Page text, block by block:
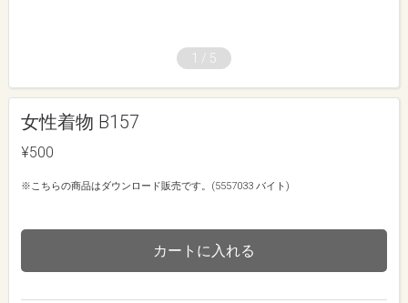
1 / 5
女性着物 B157
¥500
※こちらの商品はダウンロード販売です。(5557033 バイト)
カートに入れる